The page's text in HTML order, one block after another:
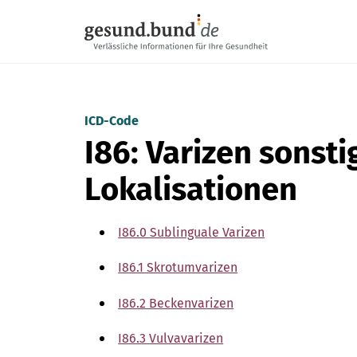
ICD-Code
I86: Varizen
Lokalisationen
I86.0 Sublinguale Varizen
I86.1 Skrotumvarizen
I86.2 Beckenvarizen
I86.3 Vulvavarizen